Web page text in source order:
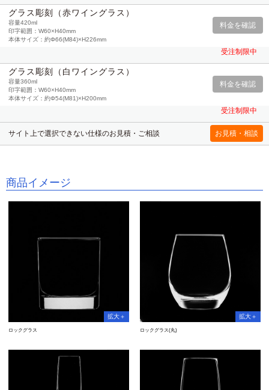
グラス彫刻（赤ワイングラス）
容量420ml
印字範囲：W60×H40mm
本体サイズ：約Φ66(M84)×H226mm
受注制限中
グラス彫刻（白ワイングラス）
容量360ml
印字範囲：W60×H40mm
本体サイズ：約Φ54(M81)×H200mm
受注制限中
サイト上で選択できない仕様のお見積・ご相談
商品イメージ
ロックグラス ロックグラス(丸)